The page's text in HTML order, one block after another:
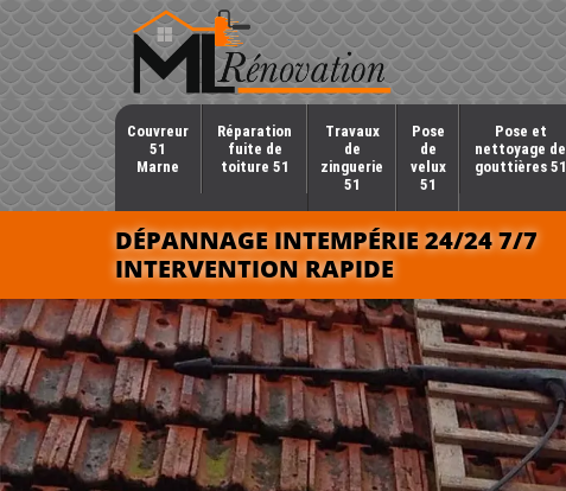
Couvreur
51
Marne
Réparation
fuite de
toiture 51
Travaux
de
zinguerie
51
Pose
de
velux
51
Pose et
nettoyage de
gouttières 51
DÉPANNAGE INTEMPÉRIE 24/24 7/7
INTERVENTION RAPIDE